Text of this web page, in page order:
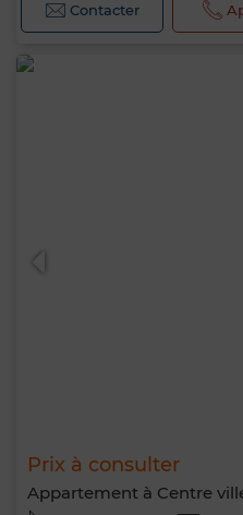
Contacter
Prix à consulter
Appartement à Centre